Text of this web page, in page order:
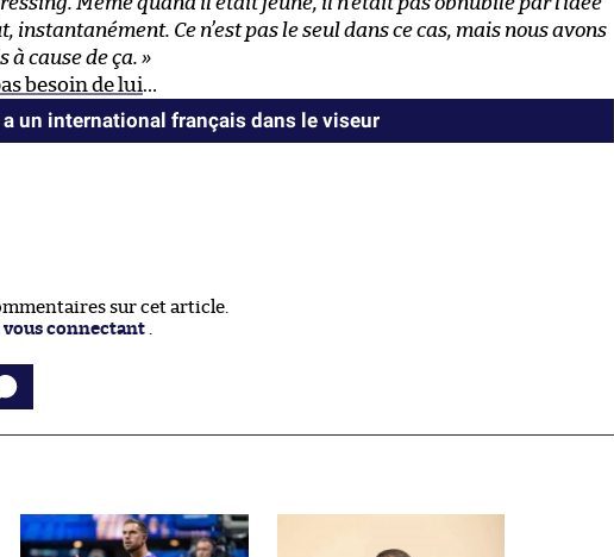
instantanément. Ce n’est pas le seul dans ce cas, mais nous avons
cause de ça. »
besoin de lui…
a un international français dans le viseur
sur cet article.
vous connectant